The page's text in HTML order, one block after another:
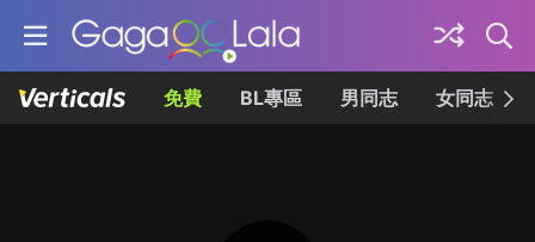
免費 BL專區 男同志 女同志